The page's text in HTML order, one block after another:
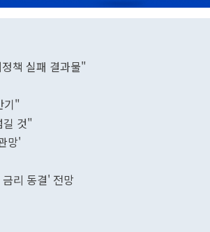
책 실패 결과물"
기"
길 것"
망'
리 동결' 전망